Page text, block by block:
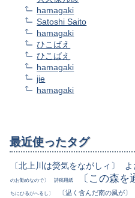
hamagaki
Satoshi Saito
hamagaki
ひこばえ
ひこばえ
hamagaki
jie
hamagaki
最近使ったタグ
〔北上川は熒気をながしィ〕
のお勤めなので〕 詩稿用紙 〔この森を
ちにひるがへるし〕 〔温く含んだ南の風が〕